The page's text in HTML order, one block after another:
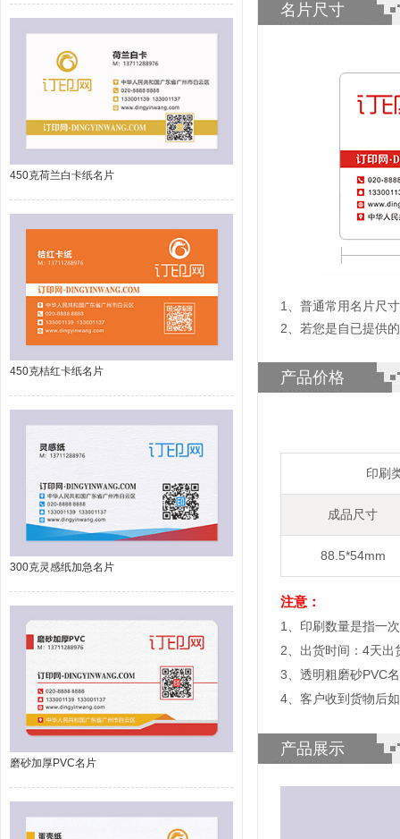
450克荷兰白卡纸名片
450克桔红卡纸名片
300克灵感纸加急名片
磨砂加厚PVC名片
名片尺寸
1
普通常用名片尺
2、若您是自已提供
产品价格
印刷
成品尺寸
88.5*54mm
注意：
1、印刷数量是指一
2、出货时间：4天出
3、透明粗磨砂PVC
4、客户收到货物后
产品展示